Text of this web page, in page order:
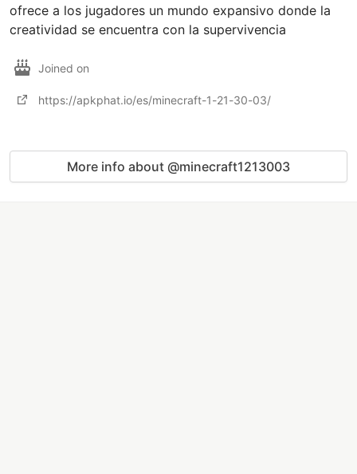
ofrece a los jugadores un mundo expansivo donde la
creatividad se encuentra con la supervivencia
Joined on
https://apkphat.io/es/minecraft-1-21-30-03/
More info about @minecraft1213003